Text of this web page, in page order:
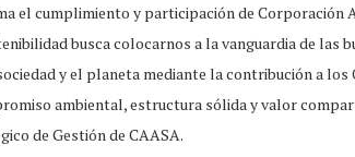
el cumplimiento y participación de Corporación
busca colocarnos a la vanguardia de las
y el planeta mediante la contribución a
ambiental, estructura sólida y valor
de Gestión de CAASA.